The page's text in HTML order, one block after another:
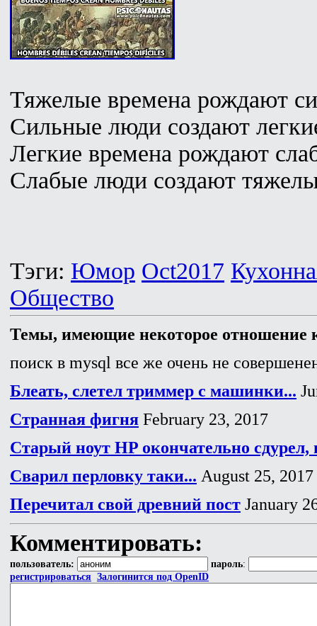
Тяжелые времена рождают
Сильные люди создают
Легкие времена рождают
Слабые люди создают
Тэги: Юмор Oct2017
Общество
Темы, имеющие некоторое отношение
поиск в mysql все же очень не
Блеать, слетел триммер с машинки...
Странная фигня February 23, 2017
Старый ноут HP окончательно сдурел,
Сварил перловку таки... August 25, 2017
Перечитал свой древний пост January
Комментировать:
пользователь: пароль:
регистрироваться Залогинится под OpenID